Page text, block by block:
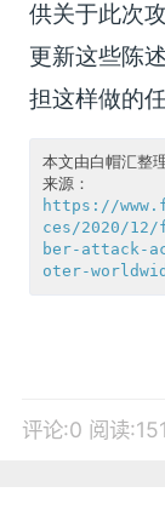
供关于此次
更新这些陈
担这样做的
本文由白帽汇整
来源：
https://
ces/2020/
ber-attack-
oter-
评论:0 阅读